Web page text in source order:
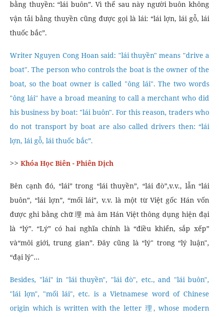
bằng thuyền: “lái buôn”. Vì thế sau này người buôn không
vận tải bằng thuyền cũng được gọi là lái: “lái lợn, lái gỗ, lái
thuốc bắc”.
Writer Nguyen Cong Hoan said: "lái thuyền" means "drive a
boat". The person who controls the boat is the owner of the
boat, so the boat owner is called "ông lái". The two words
"ông lái" have a broad meaning to call a merchant who did
his business by boat: "lái buôn". For this reason, traders who
do not transport by boat are also called drivers then: “lái
lợn, lái gỗ, lái thuốc bắc”.
>> Khóa Học Biên - Phiên Dịch
Bên cạnh đó, “lái” trong “lái thuyền”, “lái đò”,v.v., lẫn “lái
buôn”, “lái lợn”, “mối lái”, v.v. là một từ Việt gốc Hán vốn
được ghi bằng chữ 理 mà âm Hán Việt thông dụng hiện đại
là “lý”. “Lý” có hai nghĩa chính là “điều khiển, sắp xếp”
và“môi giới, trung gian”. Đây cũng là “lý" trong “lý luận",
“đại lý"...
Besides, "lái" in "lái thuyền", "lái đò", etc., and "lái buôn",
"lái lợn", "mối lái", etc. is a Vietnamese word of Chinese
origin which is written with the letter 理, whose modern